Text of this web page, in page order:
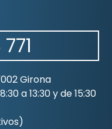
Girona
a 13:30 y de 15:30